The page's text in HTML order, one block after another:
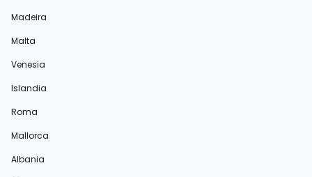
Madeira
Malta
Venesia
Islandia
Roma
Mallorca
Albania